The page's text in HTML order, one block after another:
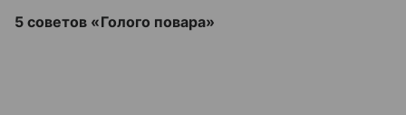
5 советов «Голого повара»